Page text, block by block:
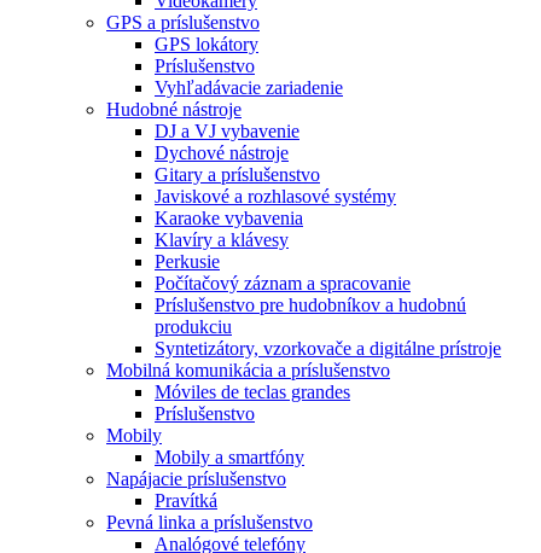
GPS a príslušenstvo
GPS lokátory
Príslušenstvo
Vyhľadávacie zariadenie
Hudobné nástroje
DJ a VJ vybavenie
Dychové nástroje
Gitary a príslušenstvo
Javiskové a rozhlasové systémy
Karaoke vybavenia
Klavíry a klávesy
Perkusie
Počítačový záznam a spracovanie
Príslušenstvo pre hudobníkov a hudobnú
produkciu
Syntetizátory, vzorkovače a digitálne prístroje
Mobilná komunikácia a príslušenstvo
Móviles de teclas grandes
Príslušenstvo
Mobily
Mobily a smartfóny
Napájacie príslušenstvo
Pravítká
Pevná linka a príslušenstvo
Analógové telefóny